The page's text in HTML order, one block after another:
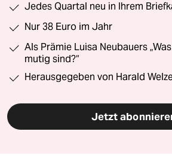
Jedes Quartal neu in Ihrem
Nur 38 Euro im Jahr
Als Prämie Luisa Neubauers
mutig sind?“
Herausgegeben von Harald
Jetzt